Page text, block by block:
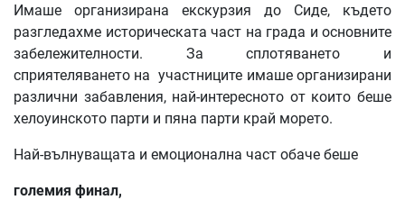
Имаше организирана екскурзия до Сиде, където
разгледахме историческата част на града и основните
забележителности. За сплотяването и
сприятеляването на участниците имаше организирани
различни забавления, най-интересното от които беше
хелоуинското парти и пяна парти край морето.
Най-вълнуващата и емоционална част обаче беше
големия финал,